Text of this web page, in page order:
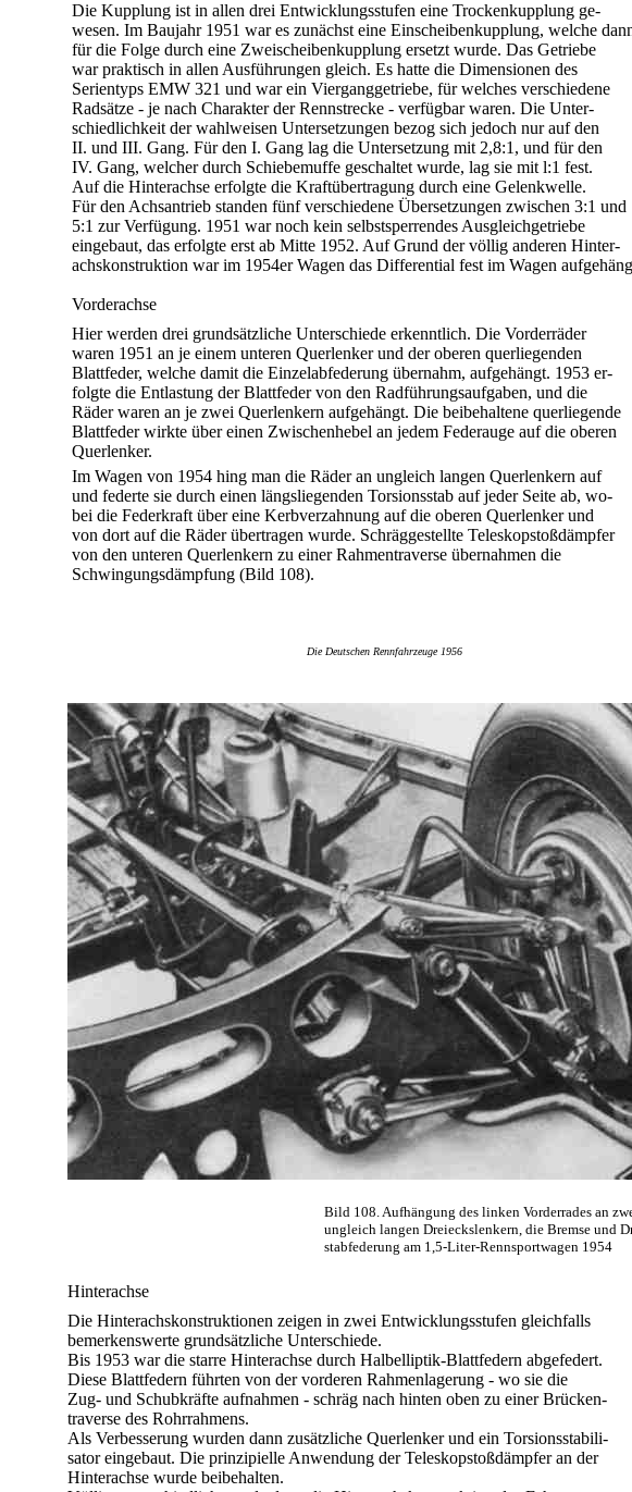
Die Kupplung ist in allen drei Entwicklungsstufen eine Trockenkupplung ge-
wesen. Im Baujahr 1951 war es zunächst eine Einscheibenkupplung, welche
für die Folge durch eine Zweischeibenkupplung ersetzt wurde. Das Getriebe
war praktisch in allen Ausführungen gleich. Es hatte die Dimensionen des
Serientyps EMW 321 und war ein Vierganggetriebe, für welches verschiedene
Radsätze - je nach Charakter der Rennstrecke - verfügbar waren. Die Unter-
schiedlichkeit der wahlweisen Untersetzungen bezog sich jedoch nur auf den
II. und III. Gang. Für den I. Gang lag die Untersetzung mit 2,8:1, und für den
IV. Gang, welcher durch Schiebemuffe geschaltet wurde, lag sie mit l:1 fest.
Auf die Hinterachse erfolgte die Kraftübertragung durch eine Gelenkwelle.
Für den Achsantrieb standen fünf verschiedene Übersetzungen zwischen 3:1 und
5:1 zur Verfügung. 1951 war noch kein selbstsperrendes Ausgleichgetriebe
eingebaut, das erfolgte erst ab Mitte 1952. Auf Grund der völlig anderen Hinter-
achskonstruktion war im 1954er Wagen das Differential fest im Wagen
Vorderachse
Hier werden drei grundsätzliche Unterschiede erkenntlich. Die Vorderräder
waren 1951 an je einem unteren Querlenker und der oberen querliegenden
Blattfeder, welche damit die Einzelabfederung übernahm, aufgehängt. 1953 er-
folgte die Entlastung der Blattfeder von den Radführungsaufgaben, und die
Räder waren an je zwei Querlenkern aufgehängt. Die beibehaltene querliegende
Blattfeder wirkte über einen Zwischenhebel an jedem Federauge auf die oberen
Querlenker.
Im Wagen von 1954 hing man die Räder an ungleich langen Querlenkern auf
und federte sie durch einen längsliegenden Torsionsstab auf jeder Seite ab, wo-
bei die Federkraft über eine Kerbverzahnung auf die oberen Querlenker und
von dort auf die Räder übertragen wurde. Schräggestellte Teleskopstoßdämpfer
von den unteren Querlenkern zu einer Rahmentraverse übernahmen die
Schwingungsdämpfung (Bild 108).
Die Deutschen Rennfahrzeuge 1956
Bild 108. Aufhängung des linken Vorderrades an
ungleich langen Dreieckslenkern, die Bremse und
stabfederung am 1,5-Liter-Rennsportwagen 1954
Hinterachse
Die Hinterachskonstruktionen zeigen in zwei Entwicklungsstufen gleichfalls
bemerkenswerte grundsätzliche Unterschiede.
Bis 1953 war die starre Hinterachse durch Halbelliptik-Blattfedern abgefedert.
Diese Blattfedern führten von der vorderen Rahmenlagerung - wo sie die
Zug- und Schubkräfte aufnahmen - schräg nach hinten oben zu einer Brücken-
traverse des Rohrrahmens.
Als Verbesserung wurden dann zusätzliche Querlenker und ein Torsionsstabili-
sator eingebaut. Die prinzipielle Anwendung der Teleskopstoßdämpfer an der
Hinterachse wurde beibehalten.